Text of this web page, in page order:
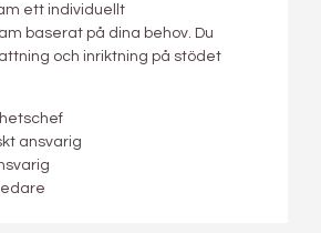
ett individuellt
baserat på dina behov. Du
och inriktning på stödet
ansvarig